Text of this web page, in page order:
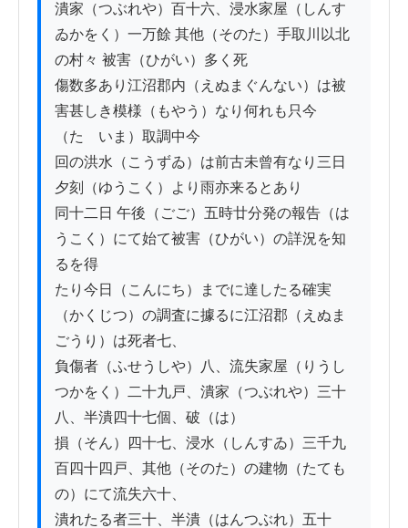
潰家（つぶれや）百十六、浸水家屋（しんす
ゐかをく）一万餘 其他（そのた）手取川以北
の村々 被害（ひがい）多く死
傷数多あり江沼郡内（えぬまぐんない）は被
害甚しき模様（もやう）なり何れも只今
（たゞいま）取調中今
回の洪水（こうずゐ）は前古未曾有なり三日
夕刻（ゆうこく）より雨亦来るとあり
同十二日 午後（ごご）五時廿分発の報告（は
うこく）にて始て被害（ひがい）の詳況を知
るを得
たり今日（こんにち）までに達したる確実
（かくじつ）の調査に據るに江沼郡（えぬま
ごうり）は死者七、
負傷者（ふせうしや）八、流失家屋（りうし
つかをく）二十九戸、潰家（つぶれや）三十
八、半潰四十七個、破（は）
損（そん）四十七、浸水（しんすゐ）三千九
百四十四戸、其他（そのた）の建物（たても
の）にて流失六十、
潰れたる者三十、半潰（はんつぶれ）五十